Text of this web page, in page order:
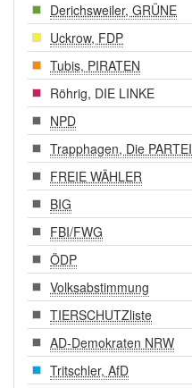
Derichsweiler, GRÜNE
Uckrow, FDP
Tubis, PIRATEN
Röhrig, DIE LINKE
NPD
Trapphagen, Die PARTEI
FREIE WÄHLER
BIG
FBI/FWG
ÖDP
Volksabstimmung
TIERSCHUTZliste
AD-Demokraten NRW
Tritschler, AfD